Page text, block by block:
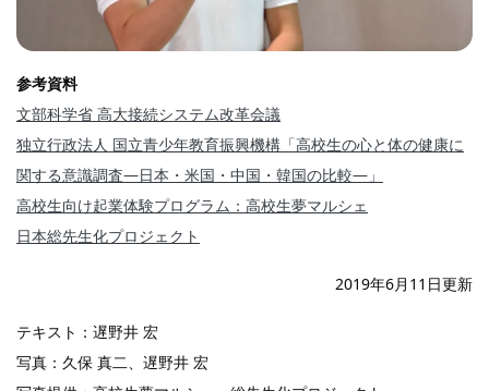
参考資料
文部科学省 高大接続システム改革会議
独立行政法人 国立青少年教育振興機構「高校生の心と体の健康に
関する意識調査―日本・米国・中国・韓国の比較―」
高校生向け起業体験プログラム：高校生夢マルシェ
日本総先生化プロジェクト
2019年6月11日更新
テキスト：遅野井 宏
写真：久保 真二、遅野井 宏